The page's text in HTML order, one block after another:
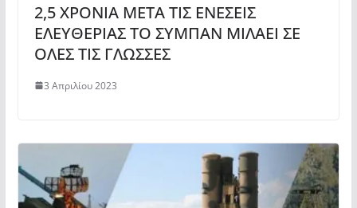
2,5 ΧΡΟΝΙΑ ΜΕΤΑ ΤΙΣ ΕΝΕΣΕΙΣ
ΕΛΕΥΘΕΡΙΑΣ ΤΟ ΣΥΜΠΑΝ ΜΙΛΑΕΙ ΣΕ
ΟΛΕΣ ΤΙΣ ΓΛΩΣΣΕΣ
3 Απριλίου 2023